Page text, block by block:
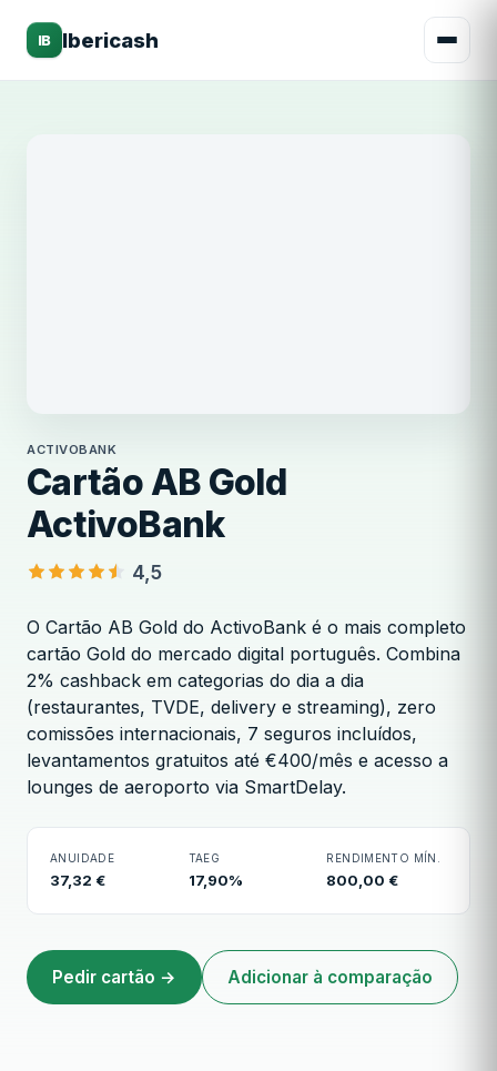
IB Ibericash
Cartão AB Gold ActivoBank
ACTIVOBANK
Cartão AB Gold
ActivoBank
4,5
O Cartão AB Gold do ActivoBank é o mais completo
cartão Gold do mercado digital português. Combina
2% cashback em categorias do dia a dia
(restaurantes, TVDE, delivery e streaming), zero
comissões internacionais, 7 seguros incluídos,
levantamentos gratuitos até €400/mês e acesso a
lounges de aeroporto via SmartDelay.
ANUIDADE
37,32 €
TAEG
17,90%
RENDIMENTO MÍN.
800,00 €
Pedir cartão → Adicionar à comparação